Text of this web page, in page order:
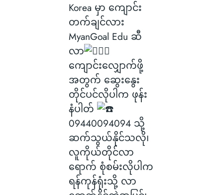
Korea မှာ ကျောင်း
တက်ချင်လား
MyanGoal Edu ဆီ
လာ
ကျောင်းလျှောက်ဖို့
အတွက် ဆွေးနွေး
တိုင်ပင်လိုပါက ဖုန်း
နံပါတ်
09440094094 သို့
ဆက်သွယ်နိုင်သလို၊
လူကိုယ်တိုင်လာ
ရောက် စုံစမ်းလိုပါက
ရန်ကုန်ရုံးသို့ လာ